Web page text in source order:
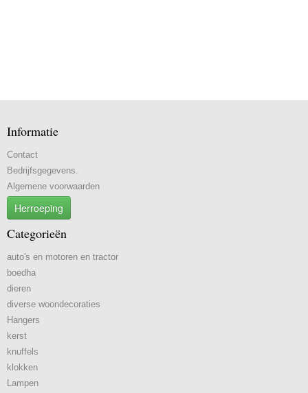
Informatie
Contact
Bedrijfsgegevens.
Algemene voorwaarden
Herroeping
Categorieën
auto's en motoren en tractor
boedha
dieren
diverse woondecoraties
Hangers
kerst
knuffels
klokken
Lampen